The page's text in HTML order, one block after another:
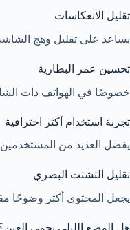
تقليل الانعكاسات
يساعد على تقليل وهج
تحسين عمر البطارية
خصوصًا في الهواتف ذات
تجربة استخدام أكثر احترافية
يفضل العديد من
تقليل التشتت البصري
يجعل المحتوى أكثر وضوحًا